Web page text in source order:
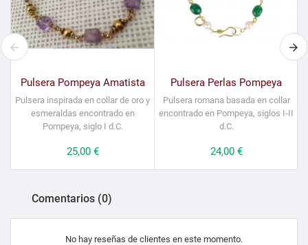
Pulsera Pompeya Amatista
Pulsera inspirada en collar de oro y
esmeraldas encontrado en
Pompeya, siglo I d.C.
Precio
25,00 €
Pulsera Perlas Pompeya
Pulsera romana basada en collar
encontrado en Pompeya, siglos I-II
d.C.
Precio
24,00 €
Comentarios (0)
No hay reseñas de clientes en este momento.